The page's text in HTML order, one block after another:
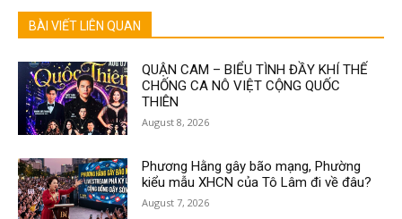
BÀI VIẾT LIÊN QUAN
QUẬN CAM – BIỂU TÌNH ĐẦY KHÍ THẾ
CHỐNG CA NÔ VIỆT CỘNG QUỐC
THIÊN
August 8, 2026
Phương Hằng gây bão mạng, Phường
kiểu mẫu XHCN của Tô Lâm đi về đâu?
August 7, 2026